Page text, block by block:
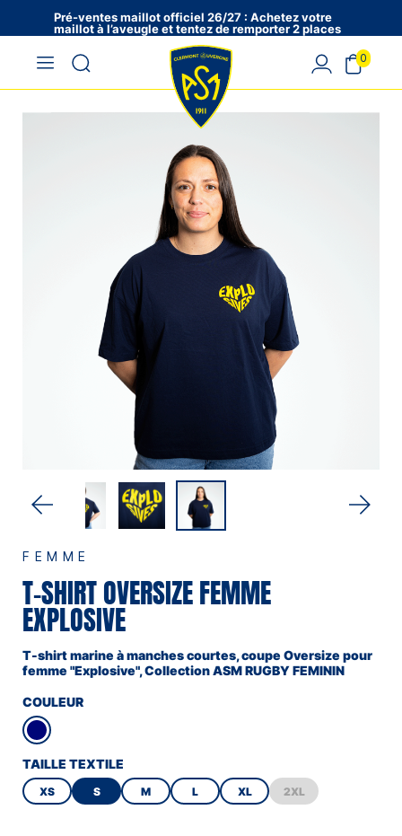
Pré-ventes maillot officiel 26/27 : Achetez votre
maillot à l’aveugle et tentez de remporter 2 places
en VIP !
FEMME
T-SHIRT OVERSIZE FEMME
EXPLOSIVE
T-shirt marine à manches courtes, coupe Oversize pour
femme "Explosive", Collection ASM RUGBY FEMININ
COULEUR
TAILLE TEXTILE
XS S M L XL 2XL
0